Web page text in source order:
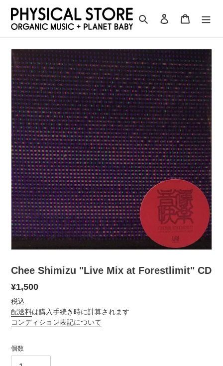
検索 ログインカート
Chee Shimizu "Live Mix at Forestlimit" CD
通
常
価
格
¥1,500
税込
配送料は購入手続き時に計算されます
コンディション表記について
個数